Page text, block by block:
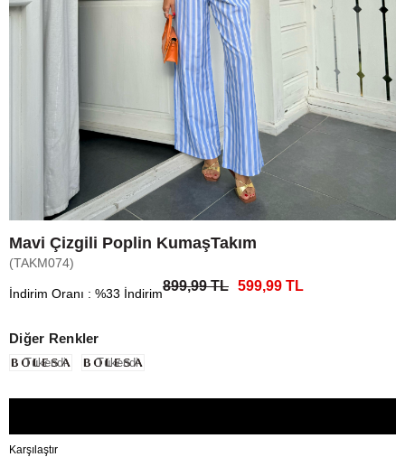
Mavi Çizgili Poplin KumaşTakım
(TAKM074)
İndirim Oranı : %33 İndirim899,99 TL 599,99 TL
Diğer Renkler
Tükendi Tükendi
Karşılaştır